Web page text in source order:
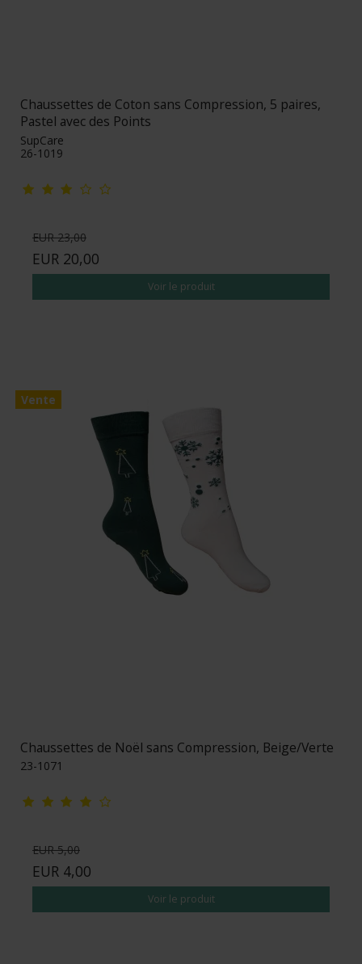
Chaussettes de Coton sans Compression, 5 paires,
Pastel avec des Points
SupCare
26-1019
EUR 23,00
EUR 20,00
Voir le produit
Vente
Chaussettes de Noël sans Compression, Beige/Verte
23-1071
EUR 5,00
EUR 4,00
Voir le produit